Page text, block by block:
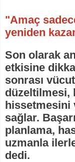
"Amaç
yeniden
Son olarak
etkisine
sonrası
düzeltilmesi,
hissetmesini
sağlar.
planlama,
uzmanla
dedi.